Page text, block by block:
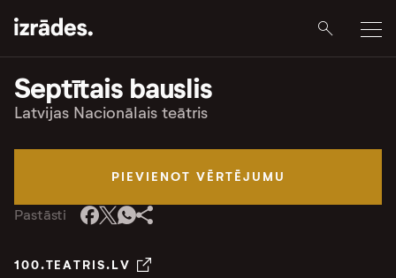
Septītais bauslis
Latvijas Nacionālais teātris
PIEVIENOT VĒRTĒJUMU
Pastāsti
100.TEATRIS.LV